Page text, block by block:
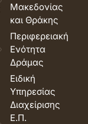
Μακεδονίας
και Θράκης
Περιφερειακή
Ενότητα
Δράμας
Ειδική
Υπηρεσίας
Διαχείρισης
Ε.Π.